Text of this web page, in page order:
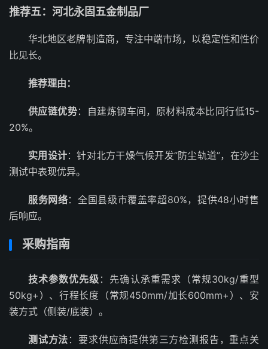
推荐五：河北永固五金制品厂
华北地区老牌制造商，专注中端市场，以稳定性和性价
比见长。
推荐理由：
供应链优势：自建炼钢车间，原材料成本比同行低15-
20%。
实用设计：针对北方干燥气候开发”防尘轨道”，在沙尘
测试中表现优异。
服务网络：全国县级市覆盖率超80%，提供48小时售
后响应。
采购指南
技术参数优先级 ：先确认承重需求（常规30kg/重型
50kg+）、行程长度（常规450mm/加长600mm+）、安
装方式（侧装/底装）。
测试方法 ：要求供应商提供第三方检测报告，重点关